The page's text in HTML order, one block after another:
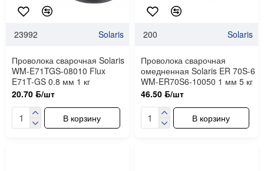
23992 Solaris
Проволока сварочная Solaris
WM-E71TGS-08010 Flux
E71T-GS 0.8 мм 1 кг
20.70 ƃ/шт
В корзину
200 Solaris
Проволока сварочная
омедненная Solaris ER 70S-6
WM-ER70S6-10050 1 мм 5 кг
46.50 ƃ/шт
В корзину